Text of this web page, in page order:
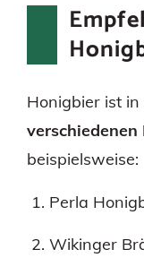
Honigbier ist in
verschiedenen
beispielsweise:
Perla
Wikinger